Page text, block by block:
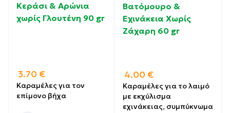
Κεράσι & Αρώνια
χωρίς Γλουτένη 90 gr
3.70 €
Καραμέλες για τον
επίμονο βήχα
Βατόμουρο &
Εχινάκεια Χωρίς
Ζάχαρη 60 gr
4.00 €
Καραμέλες για το λαιμό
με εκχύλισμα
εχινάκειας, συμπύκνωμα